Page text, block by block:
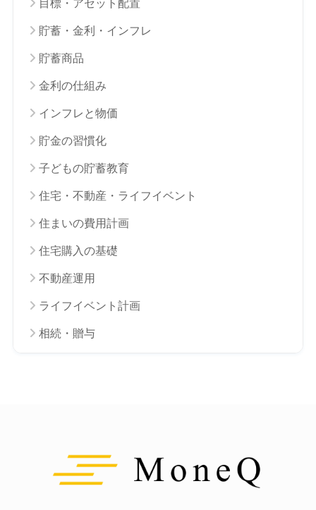
目標・アセット配置
貯蓄・金利・インフレ
貯蓄商品
金利の仕組み
インフレと物価
貯金の習慣化
子どもの貯蓄教育
住宅・不動産・ライフイベント
住まいの費用計画
住宅購入の基礎
不動産運用
ライフイベント計画
相続・贈与